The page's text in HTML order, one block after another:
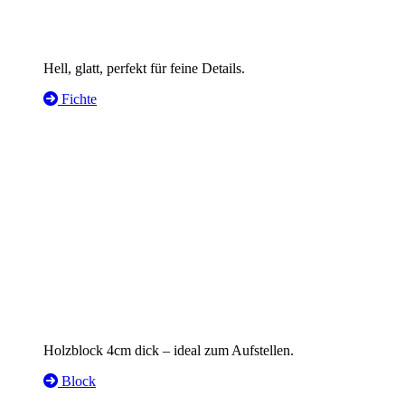
Hell, glatt, perfekt für feine Details.
Fichte
Holzblock 4cm dick – ideal zum Aufstellen.
Block